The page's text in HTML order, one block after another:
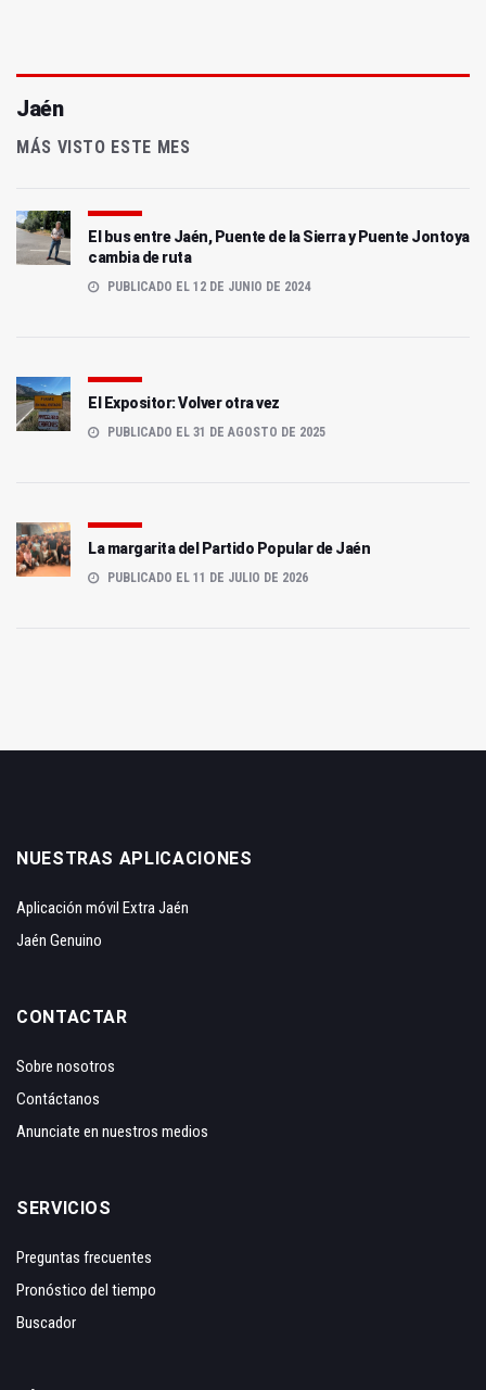
Jaén
MÁS VISTO ESTE MES
El bus entre Jaén, Puente de la Sierra y Puente Jontoya
cambia de ruta
PUBLICADO EL 12 DE JUNIO DE 2024
El Expositor: Volver otra vez
PUBLICADO EL 31 DE AGOSTO DE 2025
La margarita del Partido Popular de Jaén
PUBLICADO EL 11 DE JULIO DE 2026
NUESTRAS APLICACIONES
Aplicación móvil Extra Jaén
Jaén Genuino
CONTACTAR
Sobre nosotros
Contáctanos
Anunciate en nuestros medios
SERVICIOS
Preguntas frecuentes
Pronóstico del tiempo
Buscador